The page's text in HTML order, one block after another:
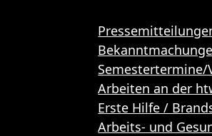
Semestertermine/
Arbeiten an der
Erste Hilfe /
Arbeits- und